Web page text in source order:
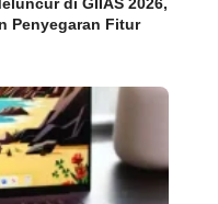
Penyegaran Fitur